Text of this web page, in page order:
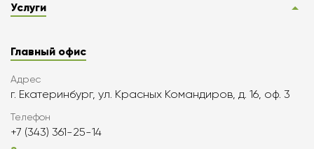
Услуги
Главный офис
Адрес
г. Екатеринбург, ул. Красных Командиров, д. 16, оф. 3
Телефон
+7 (343) 361-25-14